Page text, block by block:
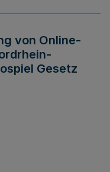
von Online-
Gesetz